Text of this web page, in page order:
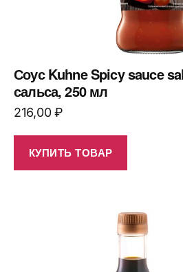
Соус Kuhne Spicy sauce
сальса, 250 мл
216,00₽
КУПИТЬ ТОВАР